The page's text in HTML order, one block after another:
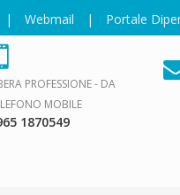
| Webmail | Portale
PROFESSIONE - DA
MOBILE
1870549